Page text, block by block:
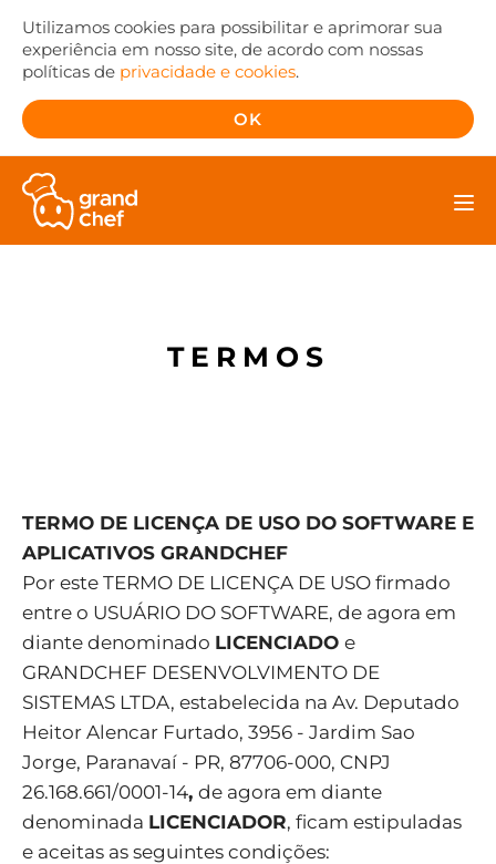
Utilizamos cookies para possibilitar e aprimorar sua
experiência em nosso site, de acordo com nossas
políticas de privacidade e cookies.
OK
TERMOS
TERMO DE LICENÇA DE USO DO SOFTWARE E
APLICATIVOS GRANDCHEF
Por este TERMO DE LICENÇA DE USO firmado
entre o USUÁRIO DO SOFTWARE, de agora em
diante denominado LICENCIADO e
GRANDCHEF DESENVOLVIMENTO DE
SISTEMAS LTDA, estabelecida na Av. Deputado
Heitor Alencar Furtado, 3956 - Jardim Sao
Jorge, Paranavaí - PR, 87706-000, CNPJ
26.168.661/0001-14, de agora em diante
denominada LICENCIADOR, ficam estipuladas
e aceitas as seguintes condições: